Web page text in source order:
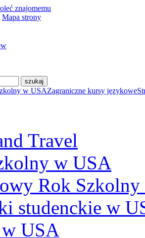
znajomemu
Mapa strony
w USAZagraniczne kursy językowe
Travel
w USA
Rok
studenckie w
USA